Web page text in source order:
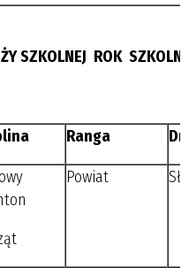
SZKOLNEJ ROK
Ranga
Powiat